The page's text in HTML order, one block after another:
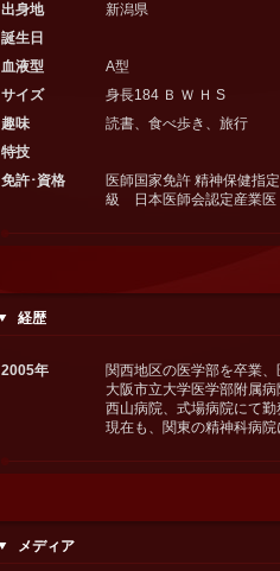
出身地
新潟県
誕生日
血液型
A型
サイズ
身長184 Ｂ Ｗ Ｈ S
趣味
読書、食べ歩き、旅行
特技
免許･資格
医師国家免許 精神保健指
級 日本医師会認定産業医
経歴
2005年
関西地区の医学部を卒業
大阪市立大学医学部附属
西山病院、式場病院にて勤
現在も、関東の精神科病院
メディア